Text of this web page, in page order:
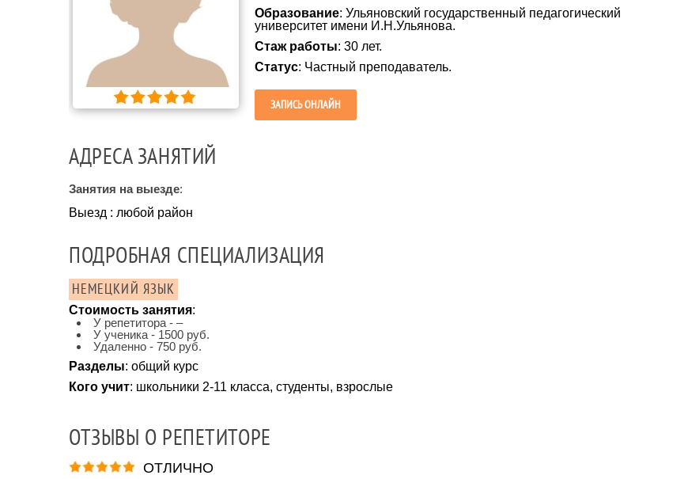
Образование: Ульяновский государственный педагогический
университет имени И.Н.Ульянова.
Стаж работы: 30 лет.
Статус: Частный преподаватель.
ЗАПИСЬ ОНЛАЙН
АДРЕСА ЗАНЯТИЙ
Занятия на выезде:
Выезд : любой район
ПОДРОБНАЯ СПЕЦИАЛИЗАЦИЯ
НЕМЕЦКИЙ ЯЗЫК
Стоимость занятия:
У репетитора - –
У ученика - 1500 руб.
Удаленно - 750 руб.
Разделы: общий курс
Кого учит: школьники 2-11 класса, студенты, взрослые
ОТЗЫВЫ О РЕПЕТИТОРЕ
ОТЛИЧНО